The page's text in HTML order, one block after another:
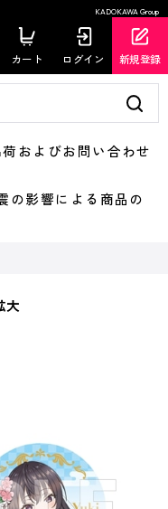
KADOKAWA Group
カート ログイン 新規登録
およびお問い合わせ
影響による商品の
大